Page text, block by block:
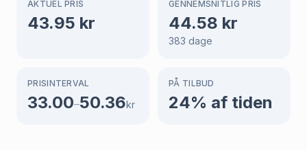
AKTUEL PRIS
43.95 kr
GENNEMSNITLIG PRIS
44.58 kr
383 dage
PRISINTERVAL
33.00–50.36kr
PÅ TILBUD
24% af tiden